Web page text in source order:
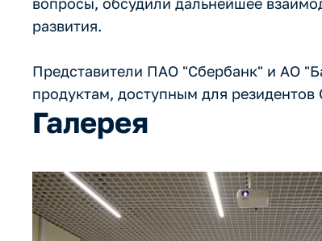
развития.
Представители ПАО "Сбербанк" и АО
продуктам, доступным для
Галерея